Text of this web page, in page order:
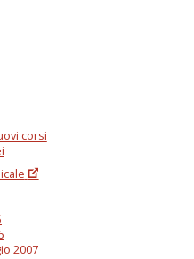
corsi
2007